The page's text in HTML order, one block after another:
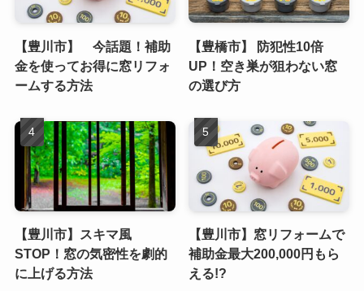
【豊川市】 今話題！補助
金を使ってお得に窓リフォ
ームする方法
【豊橋市】 防犯性10倍
UP！空き巣が狙わない窓
の選び方
【豊川市】スキマ風
STOP！窓の気密性を劇的
に上げる方法
【豊川市】窓リフォームで
補助金最大200,000円もら
える!?